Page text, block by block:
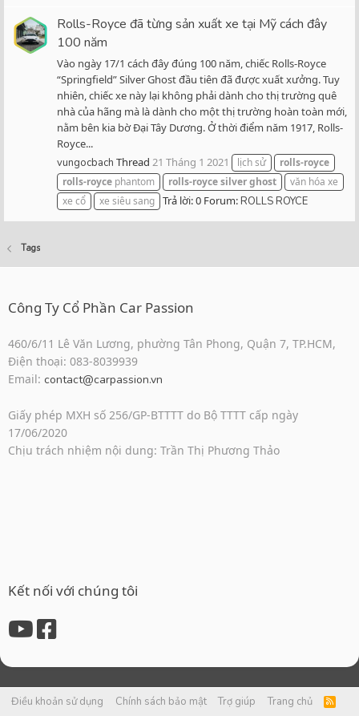
Rolls-Royce đã từng sản xuất xe tại Mỹ cách đây
100 năm
Vào ngày 17/1 cách đây đúng 100 năm, chiếc Rolls-Royce
“Springfield” Silver Ghost đầu tiên đã được xuất xưởng. Tuy
nhiên, chiếc xe này lại không phải dành cho thị trường quê
nhà của hãng mà là dành cho một thị trường hoàn toàn mới,
nằm bên kia bờ Đại Tây Dương. Ở thời điểm năm 1917, Rolls-
Royce...
vungocbach Thread 21 Tháng 1 2021 lịch sử
rolls-royce
rolls-royce phantom rolls-roycesilverghost
văn hóa xe
xe cổ
xe siêu sang Trả lời: 0 Forum:ROLLS ROYCE
Tags
Công Ty Cổ Phần Car Passion
460/6/11 Lê Văn Lương, phường Tân Phong, Quận 7, TP.HCM,
Điện thoại: 083-8039939
Email: contact@carpassion.vn
Giấy phép MXH số 256/GP-BTTTT do Bộ TTTT cấp ngày
17/06/2020
Chịu trách nhiệm nội dung: Trần Thị Phương Thảo
Kết nối với chúng tôi
Điều khoản sử dụng Chính sách bảo mật Trợ giúp Trang chủ
R
S